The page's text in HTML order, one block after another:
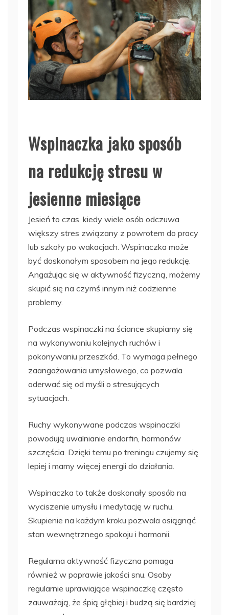
Wspinaczka jako sposób
na redukcję stresu w
jesienne miesiące
Jesień to czas, kiedy wiele osób odczuwa
większy stres związany z powrotem do pracy
lub szkoły po wakacjach. Wspinaczka może
być doskonałym sposobem na jego redukcję.
Angażując się w aktywność fizyczną, możemy
skupić się na czymś innym niż codzienne
problemy.
Podczas wspinaczki na ściance skupiamy się
na wykonywaniu kolejnych ruchów i
pokonywaniu przeszkód. To wymaga pełnego
zaangażowania umysłowego, co pozwala
oderwać się od myśli o stresujących
sytuacjach.
Ruchy wykonywane podczas wspinaczki
powodują uwalnianie endorfin, hormonów
szczęścia. Dzięki temu po treningu czujemy się
lepiej i mamy więcej energii do działania.
Wspinaczka to także doskonały sposób na
wyciszenie umysłu i medytację w ruchu.
Skupienie na każdym kroku pozwala osiągnąć
stan wewnętrznego spokoju i harmonii.
Regularna aktywność fizyczna pomaga
również w poprawie jakości snu. Osoby
regularnie uprawiające wspinaczkę często
zauważają, że śpią głębiej i budzą się bardziej